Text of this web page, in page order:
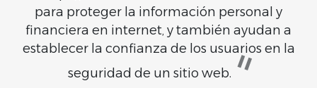
para proteger la información personal y
financiera en internet, y también ayudan a
establecer la confianza de los usuarios en la
seguridad de un sitio web.